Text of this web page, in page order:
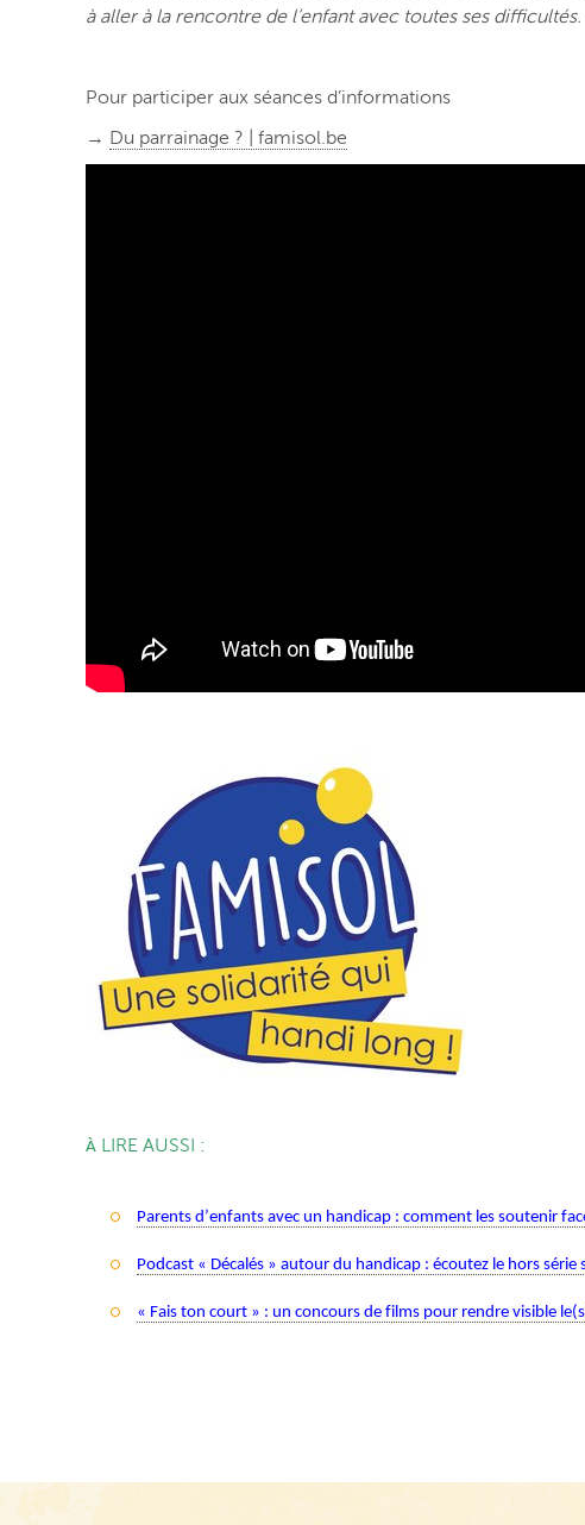
à aller à la rencontre de l’enfant avec toutes ses difficultés.
Pour participer aux séances d’informations
→ Du parrainage ? | famisol.be
À LIRE AUSSI :
Parents d’enfants avec un handicap : comment les soutenir
Podcast « Décalés » autour du handicap : écoutez le hors série
« Fais ton court » : un concours de films pour rendre visible